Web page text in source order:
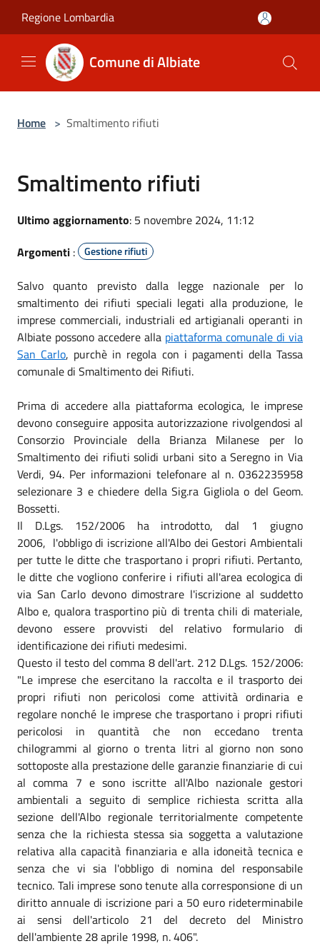
Regione Lombardia
Comune di Albiate
Home > Smaltimento rifiuti
Smaltimento rifiuti
Ultimo aggiornamento: 5 novembre 2024, 11:12
Argomenti : Gestione rifiuti
Salvo quanto previsto dalla legge nazionale per lo
smaltimento dei rifiuti speciali legati alla produzione, le
imprese commerciali, industriali ed artigianali operanti in
Albiate possono accedere alla piattaforma comunale di via
San Carlo, purchè in regola con i pagamenti della Tassa
comunale di Smaltimento dei Rifiuti.
Prima di accedere alla piattaforma ecologica, le imprese
devono conseguire apposita autorizzazione rivolgendosi al
Consorzio Provinciale della Brianza Milanese per lo
Smaltimento dei rifiuti solidi urbani sito a Seregno in Via
Verdi, 94. Per informazioni telefonare al n. 0362235958
selezionare 3 e chiedere della Sig.ra Gigliola o del Geom.
Bossetti.
Il D.Lgs. 152/2006 ha introdotto, dal 1 giugno
2006, l'obbligo di iscrizione all'Albo dei Gestori Ambientali
per tutte le ditte che trasportano i propri rifiuti. Pertanto,
le ditte che vogliono conferire i rifiuti all'area ecologica di
via San Carlo devono dimostrare l'iscrizione al suddetto
Albo e, qualora trasportino più di trenta chili di materiale,
devono essere provvisti del relativo formulario di
identificazione dei rifiuti medesimi.
Questo il testo del comma 8 dell'art. 212 D.Lgs. 152/2006:
"Le imprese che esercitano la raccolta e il trasporto dei
propri rifiuti non pericolosi come attività ordinaria e
regolare nonché le imprese che trasportano i propri rifiuti
pericolosi in quantità che non eccedano trenta
chilogrammi al giorno o trenta litri al giorno non sono
sottoposte alla prestazione delle garanzie finanziarie di cui
al comma 7 e sono iscritte all'Albo nazionale gestori
ambientali a seguito di semplice richiesta scritta alla
sezione dell'Albo regionale territorialmente competente
senza che la richiesta stessa sia soggetta a valutazione
relativa alla capacità finanziaria e alla idoneità tecnica e
senza che vi sia l'obbligo di nomina del responsabile
tecnico. Tali imprese sono tenute alla corresponsione di un
diritto annuale di iscrizione pari a 50 euro rideterminabile
ai sensi dell'articolo 21 del decreto del Ministro
dell'ambiente 28 aprile 1998, n. 406".